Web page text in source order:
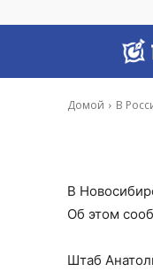
Домой В
В
Об этом
Штаб